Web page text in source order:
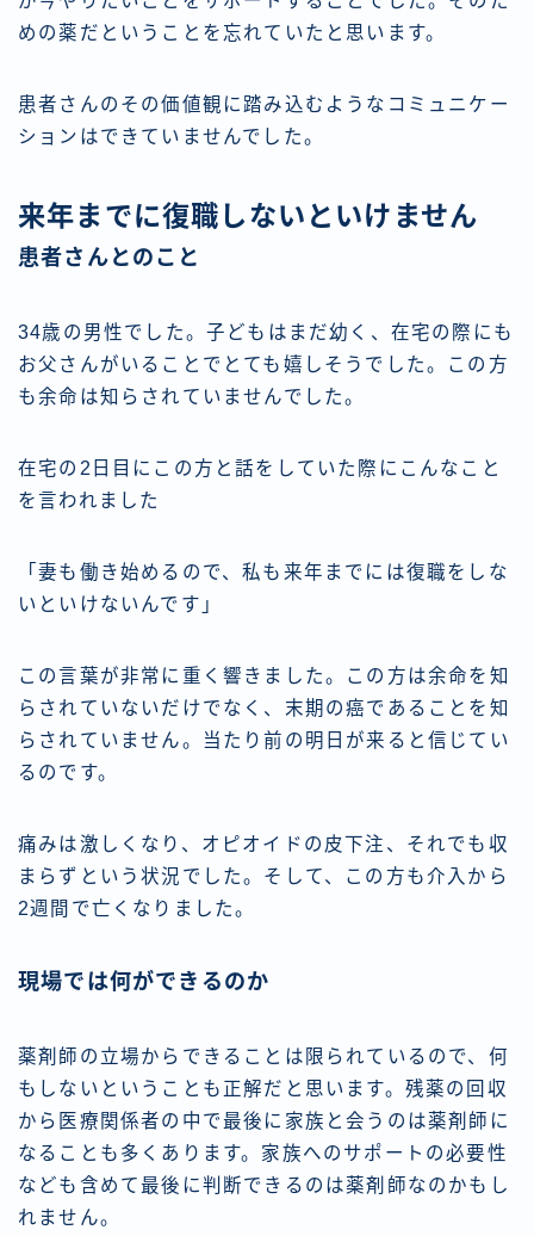
めの薬だということを忘れていたと思います。
患者さんのその価値観に踏み込むようなコミュニケー
ションはできていませんでした。
来年までに復職しないといけません
患者さんとのこと
34歳の男性でした。子どもはまだ幼く、在宅の際にも
お父さんがいることでとても嬉しそうでした。この方
も余命は知らされていませんでした。
在宅の2日目にこの方と話をしていた際にこんなこと
を言われました
「妻も働き始めるので、私も来年までには復職をしな
いといけないんです」
この言葉が非常に重く響きました。この方は余命を知
らされていないだけでなく、末期の癌であることを知
らされていません。当たり前の明日が来ると信じてい
るのです。
痛みは激しくなり、オピオイドの皮下注、それでも収
まらずという状況でした。そして、この方も介入から
2週間で亡くなりました。
現場では何ができるのか
薬剤師の立場からできることは限られているので、何
もしないということも正解だと思います。残薬の回収
から医療関係者の中で最後に家族と会うのは薬剤師に
なることも多くあります。家族へのサポートの必要性
なども含めて最後に判断できるのは薬剤師なのかもし
れません。